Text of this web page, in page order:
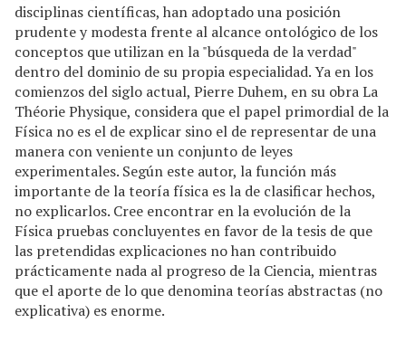
disciplinas científicas, han adoptado una posición
prudente y modesta frente al alcance ontológico de los
conceptos que utilizan en la "búsqueda de la verdad"
dentro del dominio de su propia especialidad. Ya en los
comienzos del siglo actual, Pierre Duhem, en su obra La
Théorie Physique, considera que el papel primordial de la
Física no es el de explicar sino el de representar de una
manera con­ veniente un conjunto de leyes
experimentales. Según este autor, la función más
importante de la teoría física es la de clasificar hechos,
no explicarlos. Cree encontrar en la evolución de la
Física pruebas concluyentes en favor de la tesis de que
las pretendidas explicaciones no han contribuido
prácticamente nada al progreso de la Ciencia, mientras
que el aporte de lo que denomina teorías abstractas (no
ex­plicativa) es enorme.